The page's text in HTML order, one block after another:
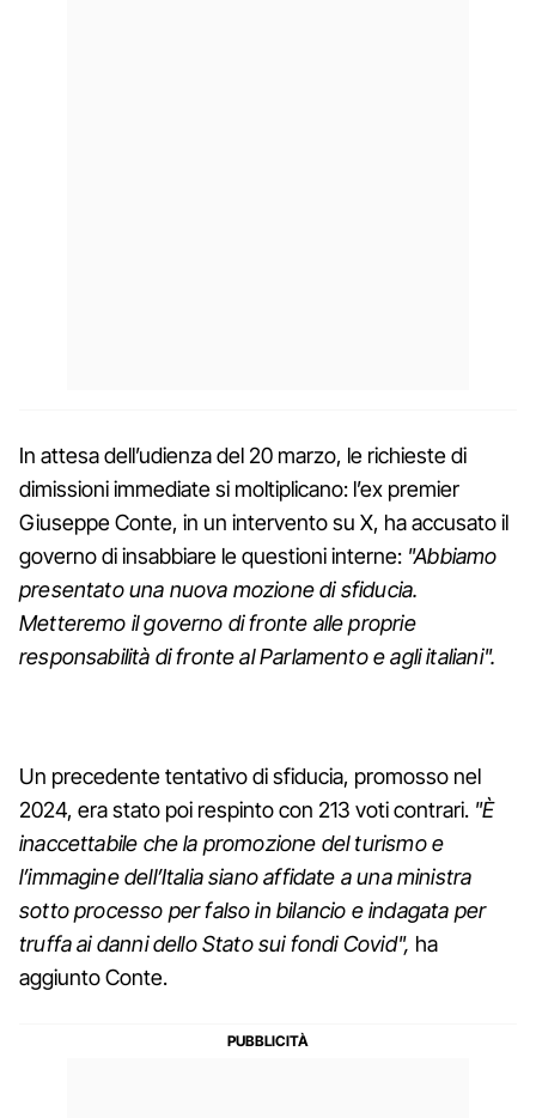
In attesa dell’udienza del 20 marzo, le richieste di
dimissioni immediate si moltiplicano: l’ex premier
Giuseppe Conte, in un intervento su X, ha accusato il
governo di insabbiare le questioni interne: "Abbiamo
presentato una nuova mozione di sfiducia.
Metteremo il governo di fronte alle proprie
responsabilità di fronte al Parlamento e agli italiani".
Un precedente tentativo di sfiducia, promosso nel
2024, era stato poi respinto con 213 voti contrari. "È
inaccettabile che la promozione del turismo e
l’immagine dell’Italia siano affidate a una ministra
sotto processo per falso in bilancio e indagata per
truffa ai danni dello Stato sui fondi Covid", ha
aggiunto Conte.